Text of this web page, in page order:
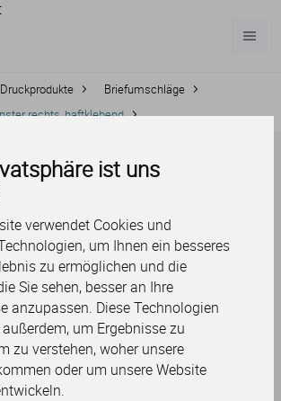
ist uns
verwendet Cookies und
um Ihnen ein besseres
zu ermöglichen und die
Sie sehen, besser an Ihre
anzupassen. Diese Technologien
um Ergebnisse zu
zu verstehen, woher unsere
oder um unsere Website
Druckprodukte
Briefumschläge
rechts, haftklebend
mit Fenster
rechts,
haftklebend
Diese Umschläge haben auf der
rechten Seite ein praktisches Fenster,
so dass die Adresse des Empfängers
auf einen Blick erkennbar ist. Am